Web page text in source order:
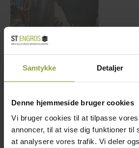
Samtykke Detaljer
Denne hjemmeside bruger cookies
Vi bruger cookies til at tilpasse
annoncer, til at vise dig funktioner til
at analysere vores trafik. Vi deler
Forside/Slagter inventar/ KT LM-32/
37.000,00kr.
KATEGORI: SLAGTER INVENTAR